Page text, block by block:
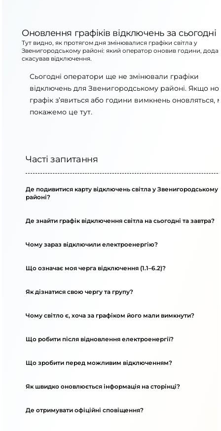
Оновлення графіків відключень за сьогодні
Тут видно, як протягом дня змінювалися графіки світла у
Звенигородському районі: який оператор оновив години,
скасував відключення.
Сьогодні оператори ще не змінювали графіки
відключень для Звенигородському районі. Якщо
графік з’явиться або години вимкнень оновляться,
покажемо це тут.
Часті запитання
Де подивитися карту відключень світла у Звенигородському
районі?
Де знайти графік відключення світла на сьогодні та завтра?
Чому зараз відключили електроенергію?
Що означає моя черга відключення (1.1–6.2)?
Як дізнатися свою чергу та групу?
Чому світло є, хоча за графіком його мали вимкнути?
Що робити після відновлення електроенергії?
Що зробити перед можливим відключенням?
Як швидко оновлюється інформація на сторінці?
Де отримувати офіційні сповіщення?